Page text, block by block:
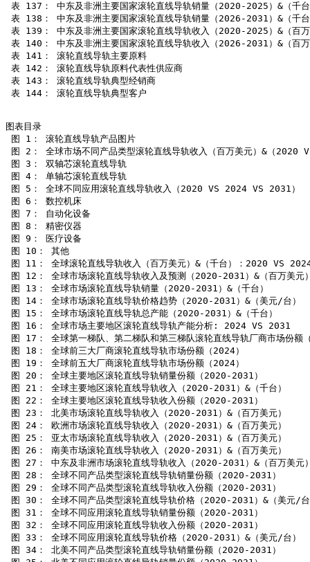
表 137： 中东及非洲主要国家滚轮直线导轨销量（2020-2025）&（千
表 138： 中东及非洲主要国家滚轮直线导轨销量（2026-2031）&（千
表 139： 中东及非洲主要国家滚轮直线导轨收入（2020-2025）&（百
表 140： 中东及非洲主要国家滚轮直线导轨收入（2026-2031）&（百
表 141： 滚轮直线导轨主要原料
表 142： 滚轮直线导轨原料代表性供应商
表 143： 滚轮直线导轨典型经销商
表 144： 滚轮直线导轨典型客户
图表目录
图 1： 滚轮直线导轨产品图片
图 2： 全球市场不同产品类型滚轮直线导轨收入（百万美元）&（
图 3： 双轴芯滚轮直线导轨
图 4： 单轴芯滚轮直线导轨
图 5： 全球不同应用滚轮直线导轨收入（2020 VS 2024 VS 2031）
图 6： 数控机床
图 7： 自动化设备
图 8： 精密仪器
图 9： 医疗设备
图 10： 其他
图 11： 全球滚轮直线导轨收入（百万美元）&（千台）：2020 VS
图 12： 全球市场滚轮直线导轨收入及预测（2020-2031）&（百万美元
图 13： 全球市场滚轮直线导轨销量（2020-2031）&（千台）
图 14： 全球市场滚轮直线导轨价格趋势（2020-2031）&（美元/台）
图 15： 全球市场滚轮直线导轨总产能（2020-2031）&（千台）
图 16： 全球市场主要地区滚轮直线导轨产能分析: 2024 VS 2031
图 17： 全球第一梯队、第二梯队和第三梯队滚轮直线导轨厂商市场份额
图 18： 全球前三大厂商滚轮直线导轨市场份额（2024）
图 19： 全球前五大厂商滚轮直线导轨市场份额（2024）
图 20： 全球主要地区滚轮直线导轨销量份额（2020-2031）
图 21： 全球主要地区滚轮直线导轨收入（2020-2031）&（千台）
图 22： 全球主要地区滚轮直线导轨收入份额（2020-2031）
图 23： 北美市场滚轮直线导轨收入（2020-2031）&（百万美元）
图 24： 欧洲市场滚轮直线导轨收入（2020-2031）&（百万美元）
图 25： 亚太市场滚轮直线导轨收入（2020-2031）&（百万美元）
图 26： 南美市场滚轮直线导轨收入（2020-2031）&（百万美元）
图 27： 中东及非洲市场滚轮直线导轨收入（2020-2031）&（百万美元
图 28： 全球不同产品类型滚轮直线导轨销量份额（2020-2031）
图 29： 全球不同产品类型滚轮直线导轨收入份额（2020-2031）
图 30： 全球不同产品类型滚轮直线导轨价格（2020-2031）&（美元/
图 31： 全球不同应用滚轮直线导轨销量份额（2020-2031）
图 32： 全球不同应用滚轮直线导轨收入份额（2020-2031）
图 33： 全球不同应用滚轮直线导轨价格（2020-2031）&（美元/台）
图 34： 北美不同产品类型滚轮直线导轨销量份额（2020-2031）